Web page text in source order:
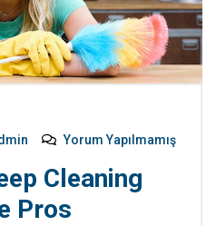
Yorum Yapılmamış
Cleaning
Pros